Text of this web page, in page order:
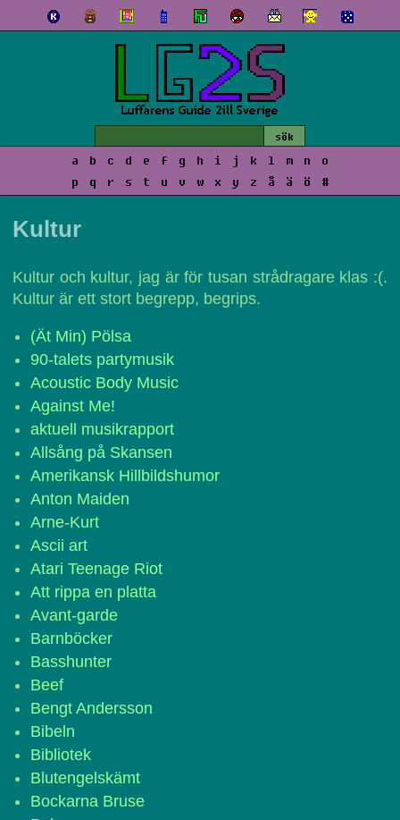
a b c d e f g h i j k l m n
o
p
q r s t u v w x y z å ä ö #
Kultur
Kultur och kultur, jag är för tusan strådragare klas :(.
Kultur är ett stort begrepp, begrips.
(Ät Min) Pölsa
90-talets partymusik
Acoustic Body Music
Against Me!
aktuell musikrapport
Allsång på Skansen
Amerikansk Hillbildshumor
Anton Maiden
Arne-Kurt
Ascii art
Atari Teenage Riot
Att rippa en platta
Avant-garde
Barnböcker
Basshunter
Beef
Bengt Andersson
Bibeln
Bibliotek
Blutengelskämt
Bockarna Bruse